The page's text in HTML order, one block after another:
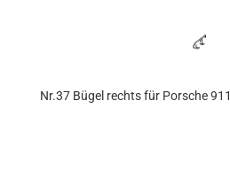
Nr.37 Bügel rechts für Porsche 911